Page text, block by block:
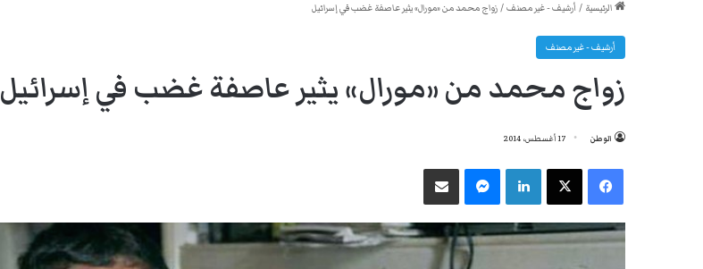
الرئيسية / أرشيف - غير مصنف/زواج محمد من «مورال» يثير عاصفة غضب في إسرائيل
أرشيف - غير مصنف
زواج محمد من «مورال» يثير عاصفة غضب في إسرائيل
الوطن 17 أغسطس، 2014
فيسبوك ‫X لينكدإن ماسنجر مشاركة عبر البريد